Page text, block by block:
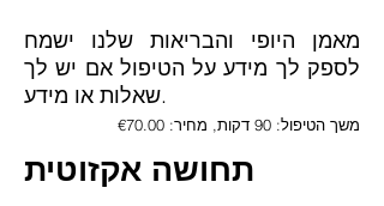
מאמן היופי והבריאות שלנו ישמח
לספק לך מידע על הטיפול אם יש לך
שאלות או מידע.
משך הטיפול: 90 דקות, מחיר: €70.00
תחושה אקזוטית